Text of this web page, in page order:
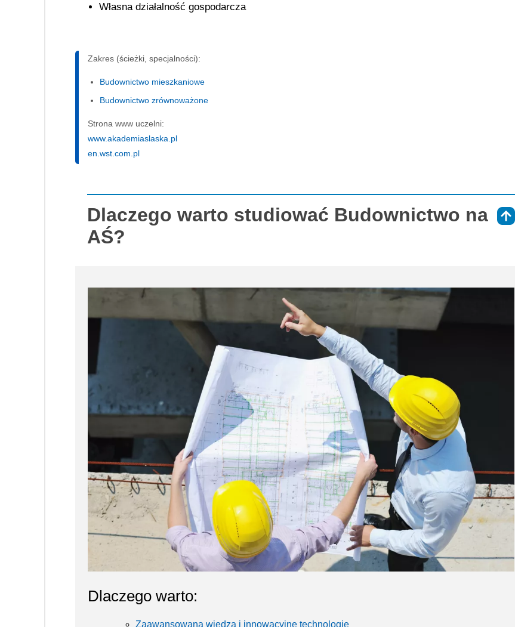
Własna działalność gospodarcza
Zakres (ścieżki, specjalności):
Budownictwo mieszkaniowe
Budownictwo zrównoważone
Strona www uczelni:
www.akademiaslaska.pl
en.wst.com.pl
Dlaczego warto studiować Budownictwo na
AŚ?
Dlaczego warto:
Zaawansowana wiedza i innowacyjne technologie